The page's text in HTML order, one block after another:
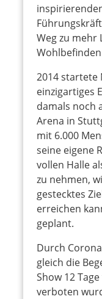
Weg zu mehr
2014 startete
einzigartiges
damals noch
Arena in
mit 6.000
seine eigene
vollen Halle
zu nehmen,
gestecktes
erreichen
geplant.
Durch
gleich die
Show 12
verboten